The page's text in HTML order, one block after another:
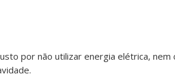
por não utilizar energia elétrica,